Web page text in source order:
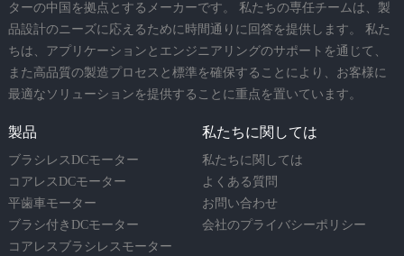
ターの中国を拠点とするメーカーです。 私たちの専任チームは、製
品設計のニーズに応えるために時間通りに回答を提供します。 私た
ちは、アプリケーションとエンジニアリングのサポートを通じて、
また高品質の製造プロセスと標準を確保することにより、お客様に
最適なソリューションを提供することに重点を置いています。
製品
ブラシレスDCモーター
コアレスDCモーター
平歯車モーター
ブラシ付きDCモーター
コアレスブラシレスモーター
私たちに関しては
私たちに関しては
よくある質問
お問い合わせ
会社のプライバシーポリシー